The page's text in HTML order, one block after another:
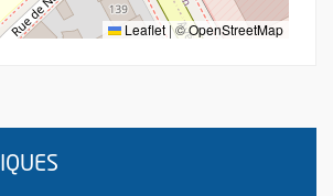
Leaflet|©OpenStreetMap